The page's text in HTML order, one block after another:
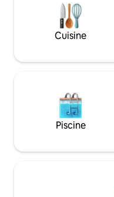
couchers de soleil, des
feu de bois et un
à proximité sont
disposition sur la
environ, puis elle est
Cuisine
Piscine